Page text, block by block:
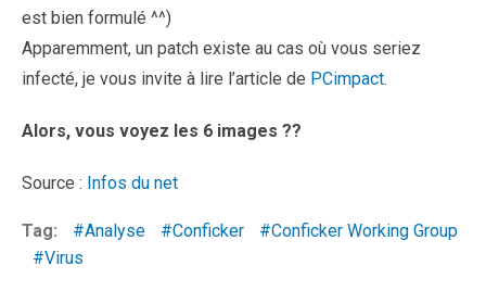
est bien formulé ^^)
Apparemment, un patch existe au cas où vous seriez
infecté, je vous invite à lire l’article de PCimpact.
Alors, vous voyez les 6 images ??
Source : Infos du net
Tag: Analyse Conficker
Conficker Working Group
Virus